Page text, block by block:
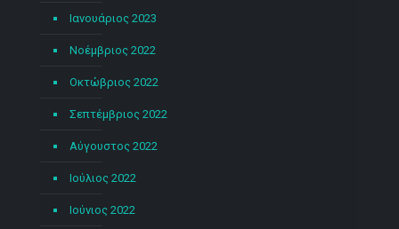
Ιανουάριος 2023
Νοέμβριος 2022
Οκτώβριος 2022
Σεπτέμβριος 2022
Αύγουστος 2022
Ιούλιος 2022
Ιούνιος 2022